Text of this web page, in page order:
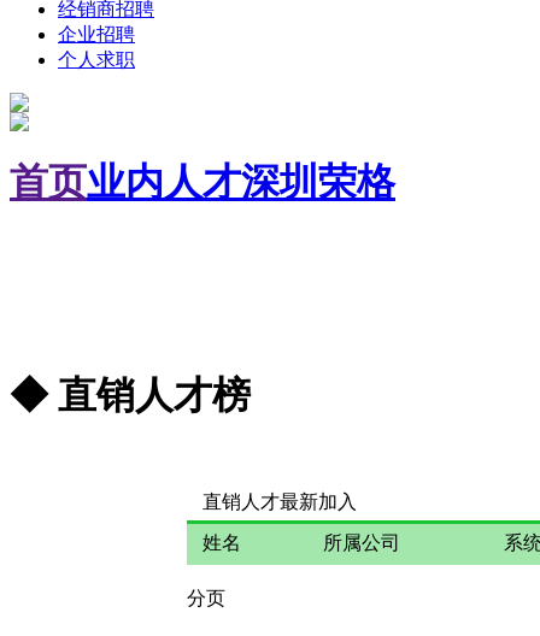
经销商招聘
企业招聘
个人求职
首页业内人才深圳荣格
◆ 直销人才榜
直销人才最新加入
姓名
所属公司 系
分页